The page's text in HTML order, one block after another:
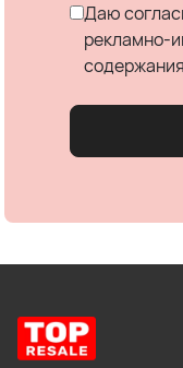
Даю
рекламно-
содержания